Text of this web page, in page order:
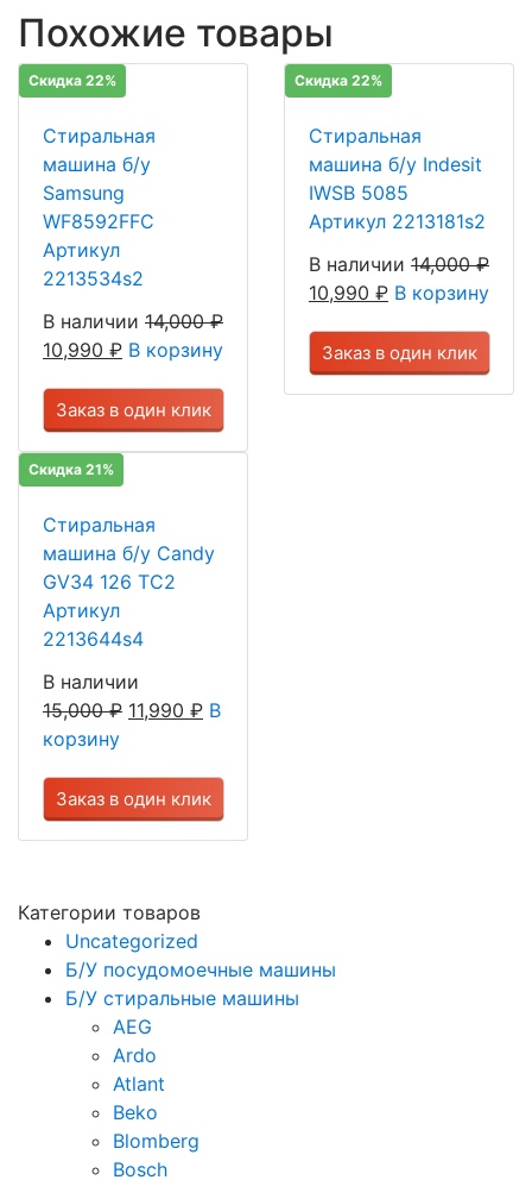
Похожие товары
Скидка 22%
Стиральная
машина б/у
Samsung
WF8592FFC
Артикул
2213534s2
В наличии 14,000₽
10,990 ₽ В корзину
Заказ в один клик
Скидка 22%
Стиральная
машина б/у Indesit
IWSB 5085
Артикул 2213181s2
В наличии 14,000₽
10,990 ₽ В корзину
Заказ в один клик
Скидка 21%
Стиральная
машина б/у Candy
GV34 126 TC2
Артикул
2213644s4
В наличии
15,000₽ 11,990 ₽ В
корзину
Заказ в один клик
Категории товаров
Uncategorized
Б/У посудомоечные машины
Б/У стиральные машины
AEG
Ardo
Atlant
Beko
Blomberg
Bosch